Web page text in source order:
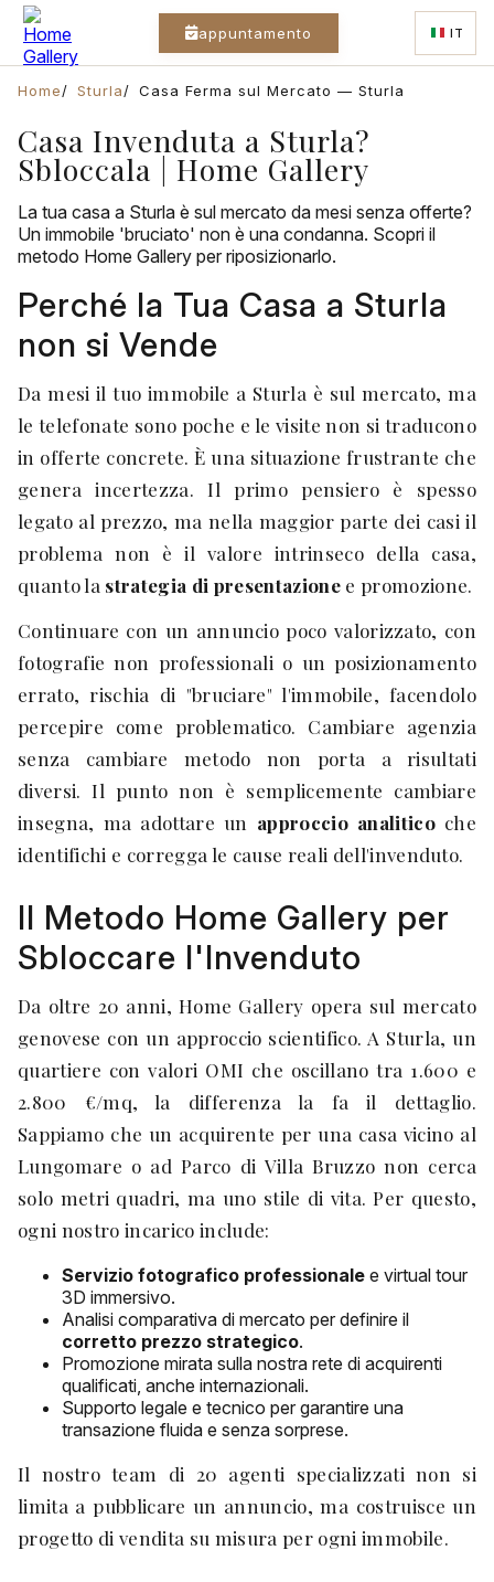
appuntamento IT
Home Sturla Casa Ferma sul Mercato — Sturla
Casa Invenduta a Sturla?
Sbloccala | Home Gallery
La tua casa a Sturla è sul mercato da mesi senza offerte?
Un immobile 'bruciato' non è una condanna. Scopri il
metodo Home Gallery per riposizionarlo.
Perché la Tua Casa a Sturla
non si Vende
Da mesi il tuo immobile a Sturla è sul mercato, ma
le telefonate sono poche e le visite non si traducono
in offerte concrete. È una situazione frustrante che
genera incertezza. Il primo pensiero è spesso
legato al prezzo, ma nella maggior parte dei casi il
problema non è il valore intrinseco della casa,
quanto la strategia di presentazionee promozione.
Continuare con un annuncio poco valorizzato, con
fotografie non professionali o un posizionamento
errato, rischia di "bruciare" l'immobile, facendolo
percepire come problematico. Cambiare agenzia
senza cambiare metodo non porta a risultati
diversi. Il punto non è semplicemente cambiare
insegna, ma adottare un approccio analiticoche
identifichi e corregga le cause reali dell'invenduto.
Il Metodo Home Gallery per
Sbloccare l'Invenduto
Da oltre 20 anni, Home Gallery opera sul mercato
genovese con un approccio scientifico. A Sturla, un
quartiere con valori OMI che oscillano tra 1.600 e
2.800 €/mq, la differenza la fa il dettaglio.
Sappiamo che un acquirente per una casa vicino al
Lungomare o ad Parco di Villa Bruzzo non cerca
solo metri quadri, ma uno stile di vita. Per questo,
ogni nostro incarico include:
Servizio fotografico professionale e virtual tour
3D immersivo.
Analisi comparativa di mercato per definire il
corretto prezzo strategico.
Promozione mirata sulla nostra rete di acquirenti
qualificati, anche internazionali.
Supporto legale e tecnico per garantire una
transazione fluida e senza sorprese.
Il nostro team di 20 agenti specializzati non si
limita a pubblicare un annuncio, ma costruisce un
progetto di vendita su misura per ogni immobile.